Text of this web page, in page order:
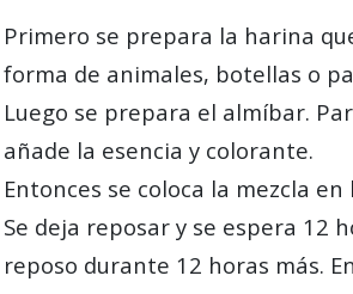
Primero se prepara la harina
forma de animales, botellas o
Luego se prepara el almíbar.
añade la esencia y colorante.
Entonces se coloca la mezcla
Se deja reposar y se espera 12
reposo durante 12 horas más.